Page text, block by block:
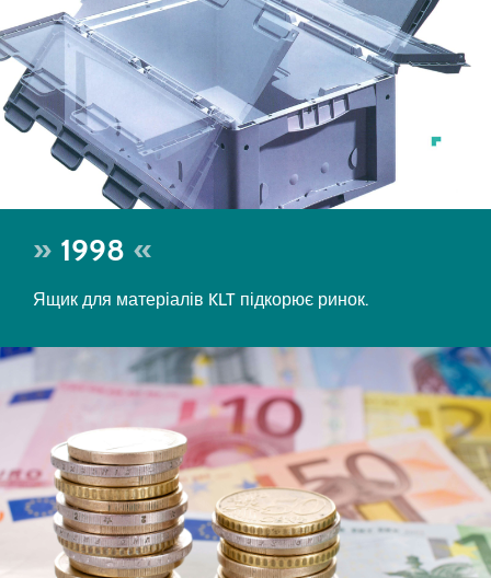
1998
Ящик для матеріалів KLT підкорює ринок.